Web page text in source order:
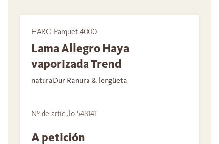
HARO Parquet 4000
Lama Allegro Haya
vaporizada Trend
naturaDur Ranura & lengüeta
Nº de artículo 548141
A petición